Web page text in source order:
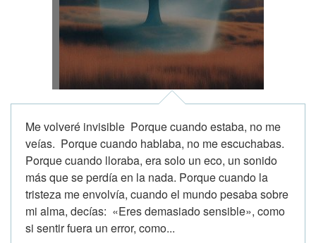
Me volveré invisible Porque cuando estaba, no me
veías. Porque cuando hablaba, no me escuchabas.
Porque cuando lloraba, era solo un eco, un sonido
más que se perdía en la nada. Porque cuando la
tristeza me envolvía, cuando el mundo pesaba sobre
mi alma, decías: «Eres demasiado sensible», como
si sentir fuera un error, como...